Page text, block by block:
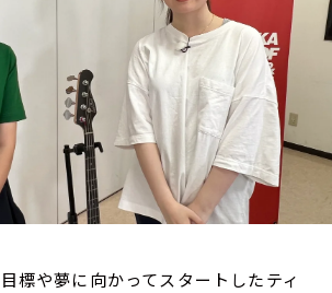
標や夢に向かってスタートしたティ